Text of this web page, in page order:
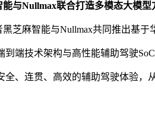
能与Nullmax联合打造多模态大模型
黑芝麻智能与Nullmax共同推出基于
到端技术架构与高性能辅助驾驶
全、连贯、高效的辅助驾驶体验，